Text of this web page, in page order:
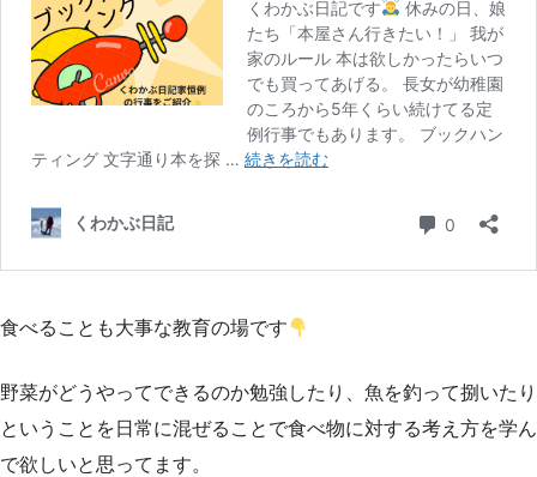
食べることも大事な教育の場です
野菜がどうやってできるのか勉強したり、魚を釣って捌いたり
ということを日常に混ぜることで食べ物に対する考え方を学ん
で欲しいと思ってます。